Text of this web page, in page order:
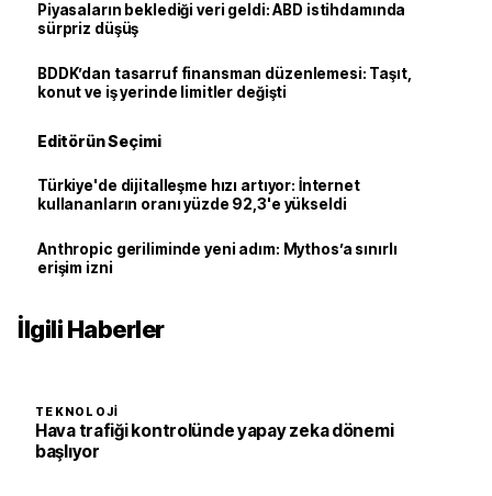
Piyasaların beklediği veri geldi: ABD istihdamında
sürpriz düşüş
BDDK’dan tasarruf finansman düzenlemesi: Taşıt,
konut ve iş yerinde limitler değişti
Editörün Seçimi
Türkiye'de dijitalleşme hızı artıyor: İnternet
kullananların oranı yüzde 92,3'e yükseldi
Anthropic geriliminde yeni adım: Mythos’a sınırlı
erişim izni
İlgili Haberler
TEKNOLOJI
Hava trafiği kontrolünde yapay zeka dönemi
başlıyor